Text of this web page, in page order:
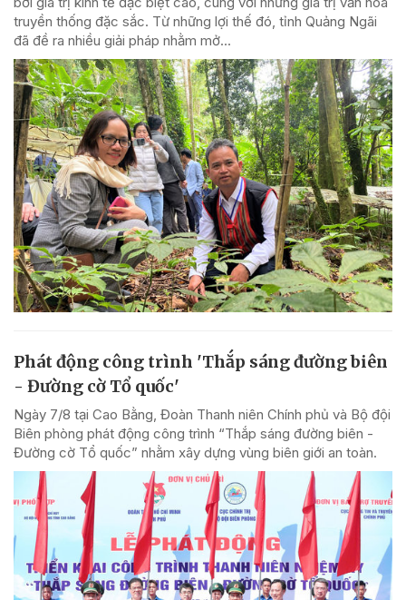
truyền thống đặc sắc. Từ những lợi thế đó, tỉnh Quảng Ngãi
đã đề ra nhiều giải pháp nhằm mở...
Phát động công trình 'Thắp sáng đường biên
- Đường cờ Tổ quốc'
Ngày 7/8 tại Cao Bằng, Đoàn Thanh niên Chính phủ và Bộ đội
Biên phòng phát động công trình “Thắp sáng đường biên -
Đường cờ Tổ quốc” nhằm xây dựng vùng biên giới an toàn.